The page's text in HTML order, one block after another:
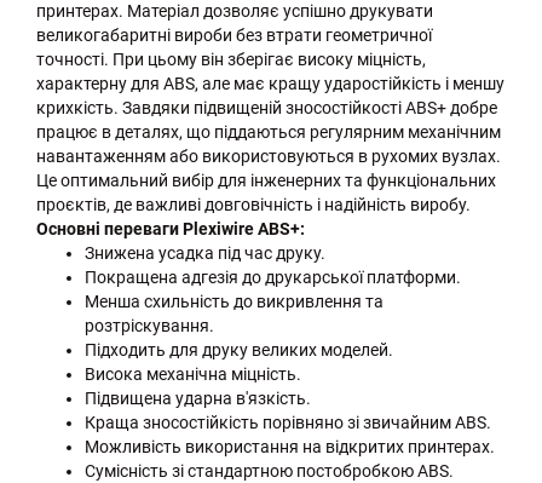
принтерах. Матеріал дозволяє успішно друкувати
великогабаритні вироби без втрати геометричної
точності. При цьому він зберігає високу міцність,
характерну для ABS, але має кращу ударостійкість і меншу
крихкість. Завдяки підвищеній зносостійкості ABS+ добре
працює в деталях, що піддаються регулярним механічним
навантаженням або використовуються в рухомих вузлах.
Це оптимальний вибір для інженерних та функціональних
проєктів, де важливі довговічність і надійність виробу.
Основні переваги Plexiwire ABS+:
Знижена усадка під час друку.
Покращена адгезія до друкарської платформи.
Менша схильність до викривлення та
розтріскування.
Підходить для друку великих моделей.
Висока механічна міцність.
Підвищена ударна в'язкість.
Краща зносостійкість порівняно зі звичайним ABS.
Можливість використання на відкритих принтерах.
Сумісність зі стандартною постобробкою ABS.